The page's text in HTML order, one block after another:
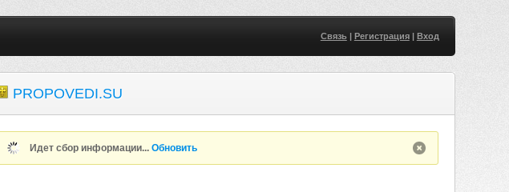
Связь| Регистрация| Вход
PROPOVEDI.SU
Идет сбор информации...Обновить